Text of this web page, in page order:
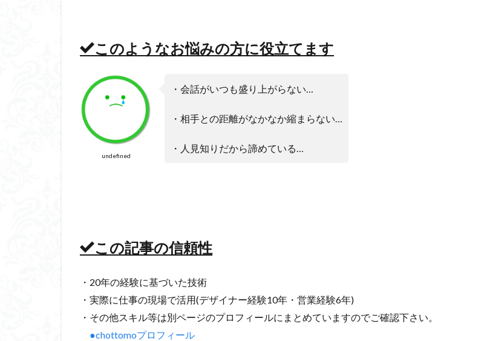
このようなお悩みの方に役立てます
undefined
・会話がいつも盛り上がらない…
・相手との距離がなかなか縮まらない…
・人見知りだから諦めている…
この記事の信頼性
・20年の経験に基づいた技術
・実際に仕事の現場で活用(デザイナー経験10年・営業経験6年)
・その他スキル等は別ページのプロフィールにまとめていますのでご確認下さい。
●chottomoプロフィール